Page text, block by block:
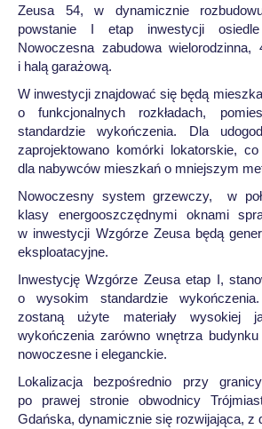
Zeusa 54, w dynamicznie
powstanie I etap inwestycji
Nowoczesna zabudowa
i halą garażową.
W inwestycji znajdować się będą
o funkcjonalnych rozkładach,
standardzie wykończenia. Dla
zaprojektowano komórki lokatorskie,
dla nabywców mieszkań o mniejszym
Nowoczesny system grzewczy, w
klasy energooszczędnymi oknami
w inwestycji Wzgórze Zeusa będą
eksploatacyjne.
Inwestycję Wzgórze Zeusa etap I,
o wysokim standardzie
zostaną użyte materiały wysokiej
wykończenia zarówno wnętrza
nowoczesne i eleganckie.
Lokalizacja bezpośrednio przy
po prawej stronie obwodnicy
Gdańska, dynamicznie się rozwijająca, z